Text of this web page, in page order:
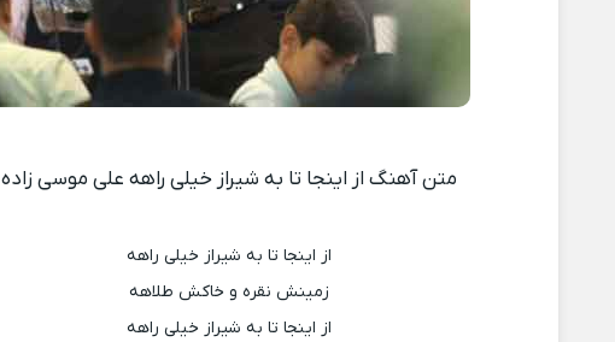
متن آهنگ از اینجا تا به شیراز خیلی راهه علی موسی زاده
از اینجا تا به شیراز خیلی راهه
زمینش نقره و خاکش طلاهه
از اینجا تا به شیراز خیلی راهه